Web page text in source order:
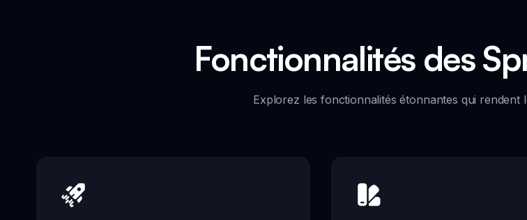
Fonctionnalités des
Explorez les fonctionnalités étonnantes qui rendent